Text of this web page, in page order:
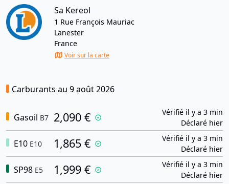
Sa Kereol
1 Rue François Mauriac
Lanester
France
Voir sur la carte
Carburants au 9 août 2026
Gasoil B7 2,090 €
Vérifié il y a 3 min
Déclaré hier
E10 E10 1,865 €
Vérifié il y a 3 min
Déclaré hier
SP98 E5 1,999 €
Vérifié il y a 3 min
Déclaré hier